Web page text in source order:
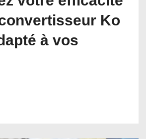
Ko
à vos